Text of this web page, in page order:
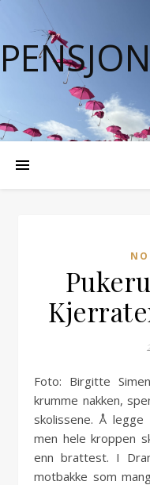
Foto: Birgitte Simensen Berg Så er det bare å
krumme nakken,
skolissene. Å
men hele kroppen
enn brattest. I
motbakke som